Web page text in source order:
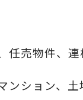
任売物件、
ンション、